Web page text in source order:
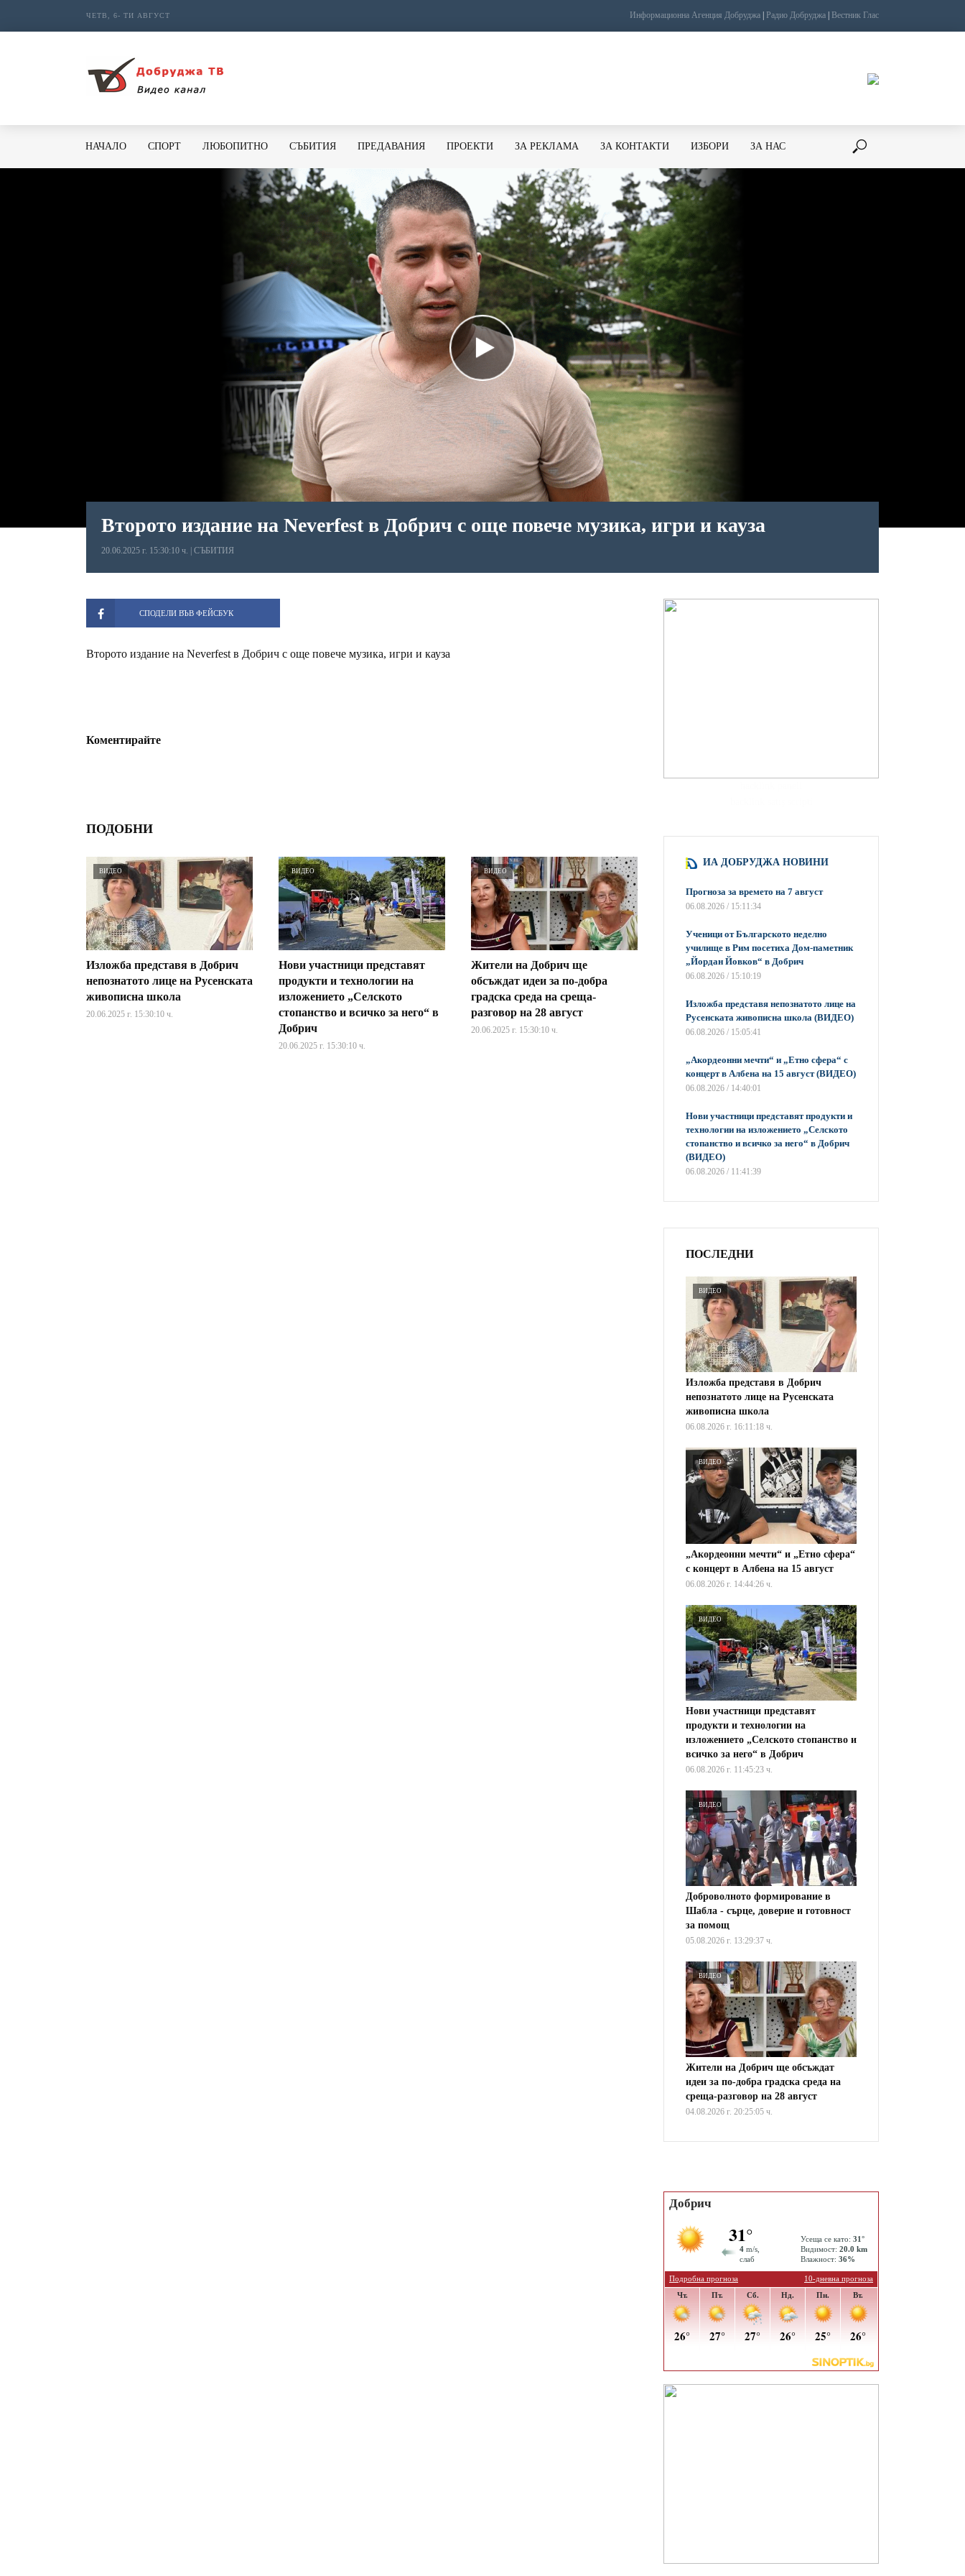
ЧЕТВ, 6- ТИ АВГУСТ Информационна Агенция Добруджа Радио Добруджа Вестник Глас
НАЧАЛО СПОРТ ЛЮБОПИТНО СЪБИТИЯ ПРЕДАВАНИЯ ПРОЕКТИ ЗА РЕКЛАМА ЗА КОНТАКТИ ИЗБОРИ ЗА НАС
Второто издание на Neverfest в Добрич с още повече музика, игри и кауза
20.06.2025 г. 15:30:10 ч. СЪБИТИЯ
СПОДЕЛИ ВЪВ ФЕЙСБУК
Второто издание на Neverfest в Добрич с още повече музика, игри и кауза
Коментирайте
ПОДОБНИ
ВИДЕО
Изложба представя в Добрич
непознатото лице на Русенската
живописна школа
20.06.2025 г. 15:30:10 ч.
ВИДЕО
Нови участници представят
продукти и технологии на
изложението „Селското
стопанство и всичко за него“ в
Добрич
20.06.2025 г. 15:30:10 ч.
ВИДЕО
Жители на Добрич ще
обсъждат идеи за по-добра
градска среда на среща-
разговор на 28 август
20.06.2025 г. 15:30:10 ч.
ИА ДОБРУДЖА НОВИНИ
Прогноза за времето на 7 август
06.08.2026 / 15:11:34
Ученици от Българското неделно
училище в Рим посетиха Дом-паметник
„Йордан Йовков“ в Добрич
06.08.2026 / 15:10:19
Изложба представя непознатото лице на
Русенската живописна школа (ВИДЕО)
06.08.2026 / 15:05:41
„Акордеонни мечти“ и „Етно сфера“ с
концерт в Албена на 15 август (ВИДЕО)
06.08.2026 / 14:40:01
Нови участници представят продукти и
технологии на изложението „Селското
стопанство и всичко за него“ в Добрич
(ВИДЕО)
06.08.2026 / 11:41:39
ПОСЛЕДНИ
ВИДЕО
Изложба представя в Добрич
непознатото лице на Русенската
живописна школа
06.08.2026 г. 16:11:18 ч.
ВИДЕО
„Акордеонни мечти“ и „Етно сфера“
с концерт в Албена на 15 август
06.08.2026 г. 14:44:26 ч.
ВИДЕО
Нови участници представят
продукти и технологии на
изложението „Селското стопанство и
всичко за него“ в Добрич
06.08.2026 г. 11:45:23 ч.
ВИДЕО
Доброволното формирование в
Шабла - сърце, доверие и готовност
за помощ
05.08.2026 г. 13:29:37 ч.
ВИДЕО
Жители на Добрич ще обсъждат
идеи за по-добра градска среда на
среща-разговор на 28 август
04.08.2026 г. 20:25:05 ч.